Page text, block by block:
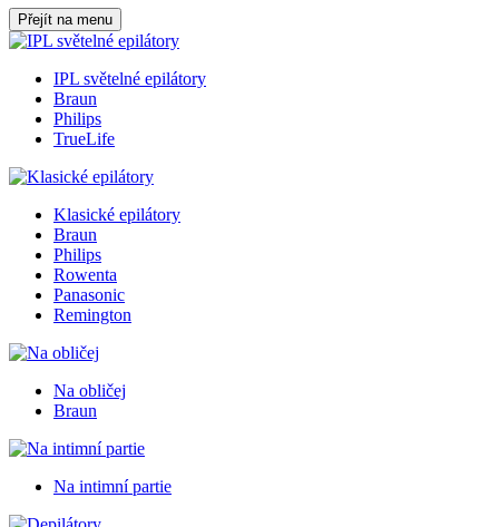
Přejít na menu
IPL světelné epilátory
Braun
Philips
TrueLife
Klasické epilátory
Braun
Philips
Rowenta
Panasonic
Remington
Na obličej
Braun
Na intimní partie